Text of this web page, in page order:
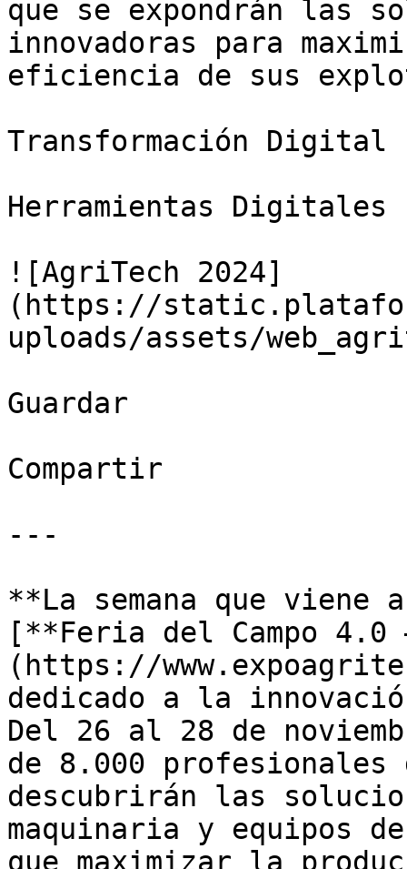
que se expondrán las
innovadoras para
eficiencia de sus
Transformación Digital
Herramientas Digitales
![AgriTech 2024]
(https://
uploads/assets/
Guardar
Compartir
---
**La semana que viene
[**Feria del Campo 4.0
(https://
dedicado a la
Del 26 al 28 de
de 8.000
descubrirán las
maquinaria y equipos
que maximizar la